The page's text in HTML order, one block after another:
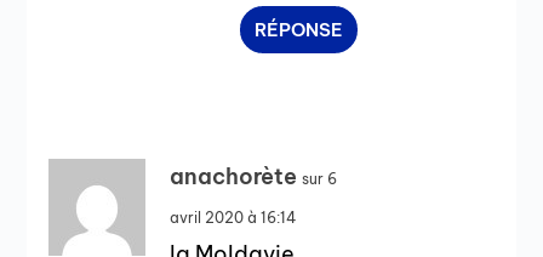
RÉPONSE
anachorète sur 6
avril 2020 à 16:14